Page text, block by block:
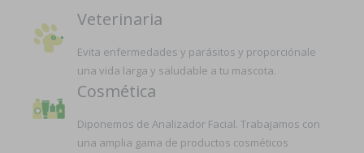
Veterinaria
Evita enfermedades y parásitos y proporciónale
una vida larga y saludable a tu mascota.
Cosmética
Diponemos de Analizador Facial. Trabajamos con
una amplia gama de productos cosméticos